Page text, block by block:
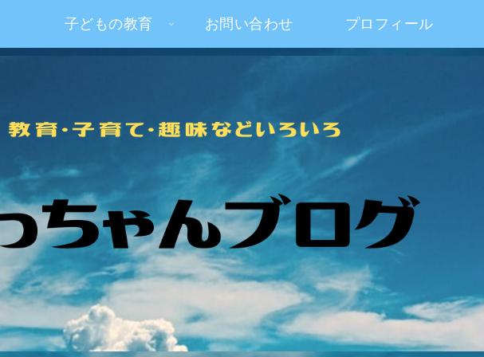
子どもの教育 お問い合わせ プロフィール